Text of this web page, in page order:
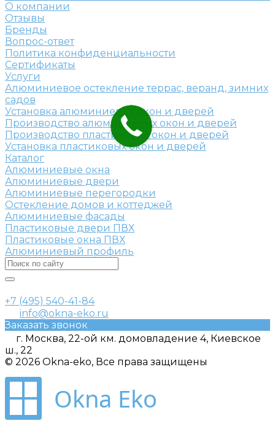
О компании
Отзывы
Бренды
Вопрос-ответ
Политика конфиденциальности
Сертификаты
Услуги
Алюминиевое остекление террас, веранд, зимних
садов
Установка алюминиевых окон и дверей
Производство алюминиевых окон и дверей
Производство пластиковых окон и дверей
Установка пластиковых окон и дверей
Каталог
Алюминиевые окна
Алюминиевые двери
Алюминиевые перегородки
Остекление домов и коттеджей
Алюминиевые фасады
Пластиковые двери ПВХ
Пластиковые окна ПВХ
Алюминиевый профиль
+7 (495) 540-41-84
info@okna-eko.ru
Заказать звонок
г. Москва, 22-ой км. домовладение 4, Киевское
ш., 22
© 2026 Okna-eko, Все права защищены
Okna Eko